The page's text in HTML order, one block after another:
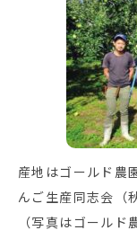
産地はゴールド農
んご生産同志会（
（写真はゴールド